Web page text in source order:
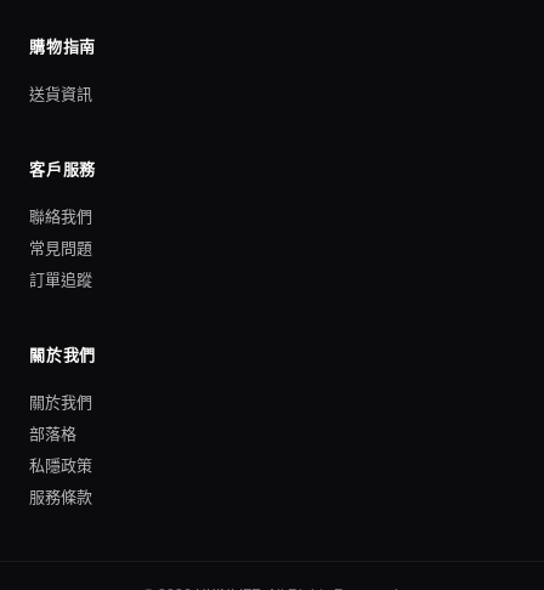
購物指南
送貨資訊
客戶服務
聯絡我們
常見問題
訂單追蹤
關於我們
關於我們
部落格
私隱政策
服務條款